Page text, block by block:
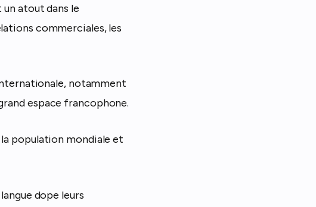
atout dans le
commerciales, les
notamment
espace francophone.
la population mondiale et
dope leurs